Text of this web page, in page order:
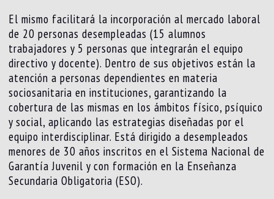
El mismo facilitará la incorporación al mercado laboral
de 20 personas desempleadas (15 alumnos
trabajadores y 5 personas que integrarán el equipo
directivo y docente). Dentro de sus objetivos están la
atención a personas dependientes en materia
sociosanitaria en instituciones, garantizando la
cobertura de las mismas en los ámbitos físico, psíquico
y social, aplicando las estrategias diseñadas por el
equipo interdisciplinar. Está dirigido a desempleados
menores de 30 años inscritos en el Sistema Nacional de
Garantía Juvenil y con formación en la Enseñanza
Secundaria Obligatoria (ESO).